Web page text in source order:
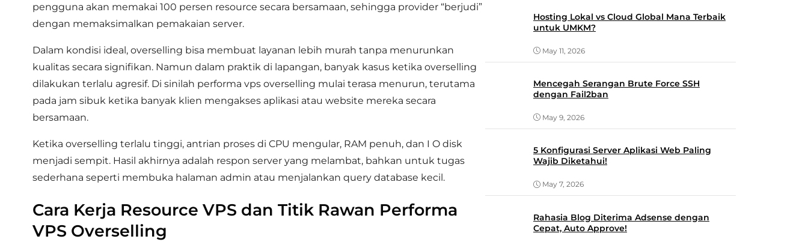
pengguna akan memakai 100 persen resource secara bersamaan, sehingga provider “berjudi”
dengan memaksimalkan pemakaian server.
Dalam kondisi ideal, overselling bisa membuat layanan lebih murah tanpa menurunkan
kualitas secara signifikan. Namun dalam praktik di lapangan, banyak kasus ketika overselling
dilakukan terlalu agresif. Di sinilah performa vps overselling mulai terasa menurun, terutama
pada jam sibuk ketika banyak klien mengakses aplikasi atau website mereka secara
bersamaan.
Ketika overselling terlalu tinggi, antrian proses di CPU mengular, RAM penuh, dan I O disk
menjadi sempit. Hasil akhirnya adalah respon server yang melambat, bahkan untuk tugas
sederhana seperti membuka halaman admin atau menjalankan query database kecil.
Cara Kerja Resource VPS dan Titik Rawan Performa
VPS Overselling
Hosting Lokal vs Cloud Global Mana Terbaik
untuk UMKM?
May 11, 2026
Mencegah Serangan Brute Force SSH
dengan Fail2ban
May 9, 2026
5 Konfigurasi Server Aplikasi Web Paling
Wajib Diketahui!
May 7, 2026
Rahasia Blog Diterima Adsense dengan
Cepat, Auto Approve!